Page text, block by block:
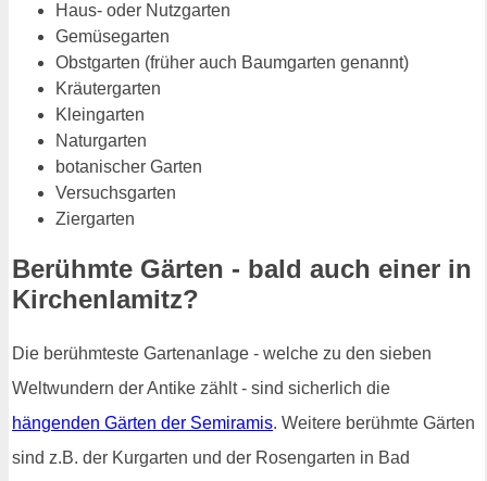
Haus- oder Nutzgarten
Gemüsegarten
Obstgarten (früher auch Baumgarten genannt)
Kräutergarten
Kleingarten
Naturgarten
botanischer Garten
Versuchsgarten
Ziergarten
Berühmte Gärten - bald auch einer in
Kirchenlamitz?
Die berühmteste Gartenanlage - welche zu den sieben
Weltwundern der Antike zählt - sind sicherlich die
hängenden Gärten der Semiramis. Weitere berühmte Gärten
sind z.B. der Kurgarten und der Rosengarten in Bad